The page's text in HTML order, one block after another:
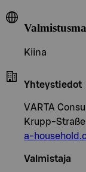
Kiina
Yhteystiedot
VARTA
Krupp-
a-
Valmistaja